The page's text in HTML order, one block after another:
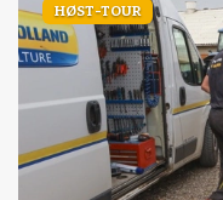
HØST-TOUR